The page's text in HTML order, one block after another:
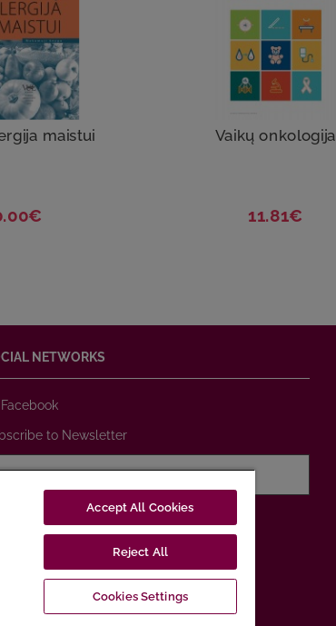
maistui Vaikų onkologija
11.81€
NETWORKS
Facebook
to Newsletter
Privacy Policy
Accept All Cookies
Reject All
Cookies Settings